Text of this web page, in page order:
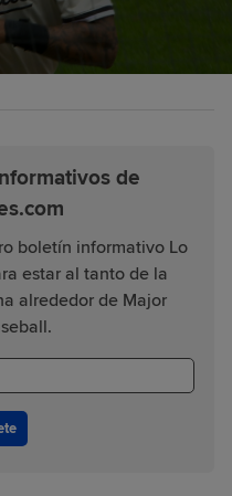
de
boletín informativo Lo
estar al tanto de la
alrededor de Major